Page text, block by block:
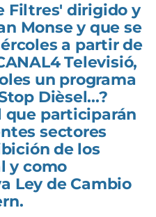
Filtres' dirigido y
Monse y que se
a partir de
Televisió,
un programa
Dièsel...?
que participarán
sectores
de los
y como
Ley de Cambio